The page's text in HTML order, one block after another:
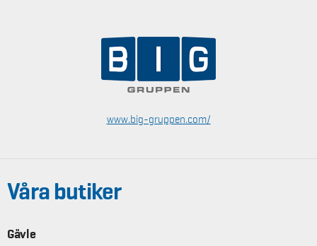
www.big-gruppen.com/
Våra butiker
Gävle